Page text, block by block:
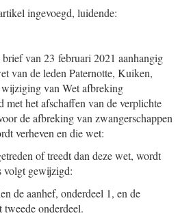
ingevoegd, luidende:
van 23 februari 2021 aanhangig
van de leden Paternotte, Kuiken,
van Wet afbreking
met het afschaffen van de verplichte
de afbreking van zwangerschappen
verheven en die wet:
of treedt dan deze wet, wordt
volgt gewijzigd:
de aanhef, onderdeel 1, en de
onderdeel.